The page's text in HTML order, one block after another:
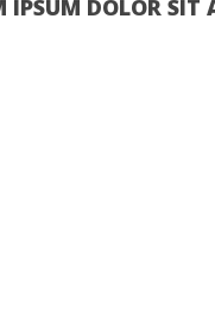
IPSUM DOLOR SIT